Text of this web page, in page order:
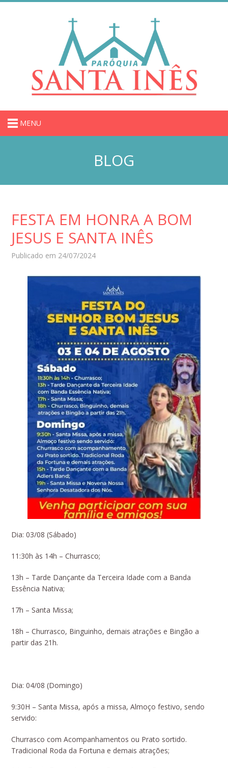
MENU
BLOG
FESTA EM HONRA A BOM
JESUS E SANTA INÊS
Publicado em 24/07/2024
Dia: 03/08 (Sábado)
11:30h às 14h – Churrasco;
13h – Tarde Dançante da Terceira Idade com a Banda
Essência Nativa;
17h – Santa Missa;
18h – Churrasco, Binguinho, demais atrações e Bingão a
partir das 21h.
Dia: 04/08 (Domingo)
9:30H – Santa Missa, após a missa, Almoço festivo, sendo
servido:
Churrasco com Acompanhamentos ou Prato sortido.
Tradicional Roda da Fortuna e demais atrações;